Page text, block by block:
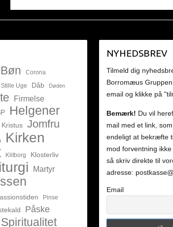
Bøn Corona
Stille Uge Dåb Døden
Firmelse
Helgener
Jomfru
Kirken
Klitborg Klosterliv
Martyr
Pinse
Påske
Spiritualitet
NYHEDSBREV
Tilmeld dig
Borromæus
email og klikke på
Bemærk! Du vil
mail med et link,
endeligt at bekræfte
mod forventning
så skriv direkte til
adresse:
Email